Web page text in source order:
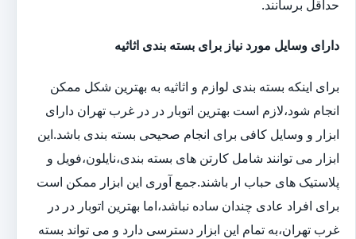
حداقل برسانند.
دارای وسایل مورد نیاز برای بسته بندی اثاثیه
برای اینکه بسته بندی لوازم و اثاثیه به بهترین شکل ممکن
انجام شود،لازم است بهترین اتوبار در در غرب تهران دارای
ابزار و وسایل کافی برای انجام صحیحی بسته بندی باشد.این
ابزار می توانند شامل کارتن های بسته بندی،نایلون،فویل و
پلاستیک های حباب ار باشند.جمع آوری این ابزار ممکن است
برای افراد عادی چندان ساده نباشد،اما بهترین اتوبار در در
غرب تهران،به تمام این ابزار دسترسی دارد و می تواند بسته